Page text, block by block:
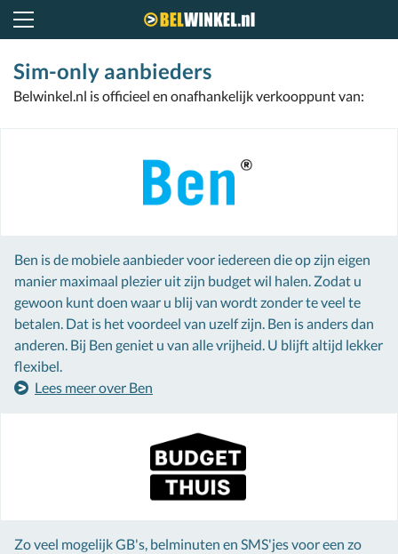
Sim-only aanbieders
Belwinkel.nl is officieel en onafhankelijk verkooppunt van:
Ben is de mobiele aanbieder voor iedereen die op zijn eigen
manier maximaal plezier uit zijn budget wil halen. Zodat u
gewoon kunt doen waar u blij van wordt zonder te veel te
betalen. Dat is het voordeel van uzelf zijn. Ben is anders dan
anderen. Bij Ben geniet u van alle vrijheid. U blijft altijd lekker
flexibel.
Lees meer over Ben
Zo veel mogelijk GB's, belminuten en SMS'jes voor een zo